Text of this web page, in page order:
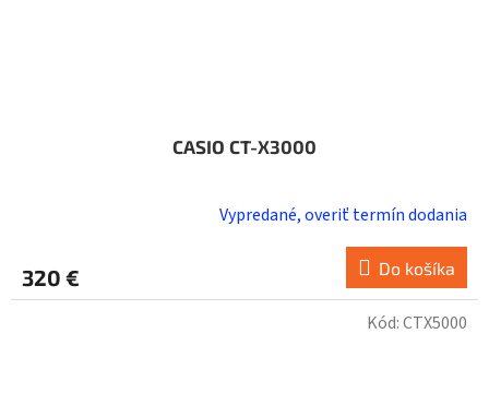
CASIO CT-X3000
Vypredané, overiť termín dodania
320 € Do košíka
Kód:CTX5000